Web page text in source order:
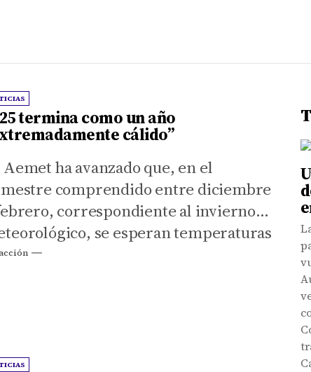
termina como un año
cálido”
Aemet ha avanzado que, en el
comprendido entre diciembre
correspondiente al invierno
se esperan temperaturas
encima del promedio